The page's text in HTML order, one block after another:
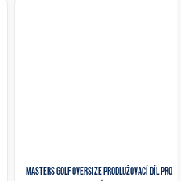
Masters Golf Oversize prodlužovací díl pro